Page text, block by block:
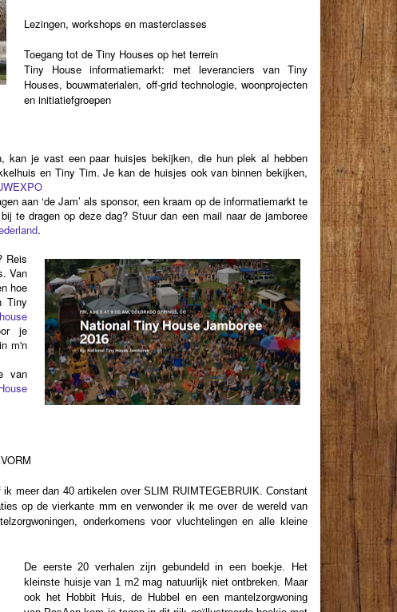
Lezingen, workshops en masterclasses
Toegang tot de Tiny Houses op het terrein
Tiny House informatiemarkt: met leveranciers van Tiny
Houses, bouwmaterialen, off-grid technologie, woonprojecten
en initiatiefgroepen
kan je vast een paar huisjes bekijken, die hun plek al hebben
en Tiny Tim. Je kan de huisjes ook van binnen bekijken,
aan ‘de Jam’ als sponsor, een kraam op de informatiemarkt te
te dragen op deze dag? Stuur dan een mail naar de jamboree
.
Reis
Van
hoe
Tiny
je
m'n
van
ik meer dan 40 artikelen over SLIM RUIMTEGEBRUIK. Constant
op de vierkante mm en verwonder ik me over de wereld van
onderkomens voor vluchtelingen en alle kleine
De eerste 20 verhalen zijn gebundeld in een boekje. Het
kleinste huisje van 1 m2 mag natuurlijk niet ontbreken. Maar
ook het Hobbit Huis, de Hubbel en een mantelzorgwoning